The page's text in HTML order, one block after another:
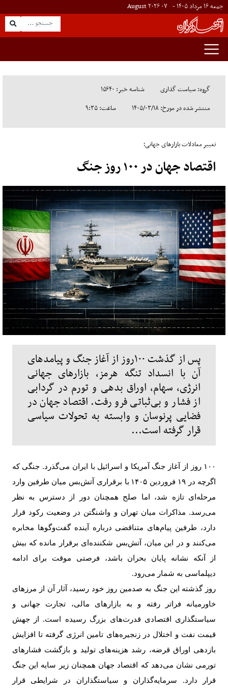
جمعه ۱۶ مرداد ۱۴۰۵ - ۰۷۲۰۲۶
گروه: سیاست گذاری
شناسه خبر: ۱۵۶۴۰
منتشر شده در مورخ: ۱۴۰۵/۰۳/۱۸
ساعت: ۹:۳۵
تغییر معادلات بازارهای جهانی؛
اقتصاد جهان در ۱۰۰ روز جنگ
پس از گذشت ۱۰۰روز از آغاز جنگ و پیامدهای
آن با انسداد تنگه هرمز، بازارهای جهانی
انرژی، سهام، اوراق بدهی و تورم در گردابی
از فشار و بی‌ثباتی فرو رفت. اقتصاد جهان در
فضایی پرنوسان و وابسته به تحولات سیاسی
قرار گرفته است...
۱۰۰ روز از آغاز جنگ آمریکا و اسرائیل با ایران می‌گذرد. جنگی که
اگرچه در ۱۹ فروردین ۱۴۰۵ با برقراری آتش‌بس میان طرفین وارد
مرحله‌ای تازه شد، اما صلح همچنان دور از دسترس به نظر
می‌رسد. مذاکرات میان تهران و واشنگتن در وضعیت رکود قرار
دارد، طرفین پیام‌های متناقضی درباره آینده گفت‌وگوها مخابره
می‌کنند و در این میان، آتش‌بس شکننده‌ای برقرار مانده که بیش
از آنکه نشانه پایان بحران باشد، فرصتی موقت برای ادامه
دیپلماسی به شمار می‌رود.
روز گذشته این جنگ به صدمین روز خود رسید، آثار آن از مرزهای
خاورمیانه فراتر رفته و به بازارهای مالی، تجارت جهانی و
سیاستگذاری اقتصادی قدرت‌های بزرگ رسیده است. از جهش
قیمت نفت و اختلال در زنجیره‌های تامین انرژی گرفته تا افزایش
بازدهی اوراق قرضه، رشد هزینه‌های تولید و بازگشت فشارهای
تورمی نشان می‌دهد که اقتصاد جهان همچنان زیر سایه این جنگ
قرار دارد. سرمایه‌گذاران و سیاستگذاران در شرایطی قرار